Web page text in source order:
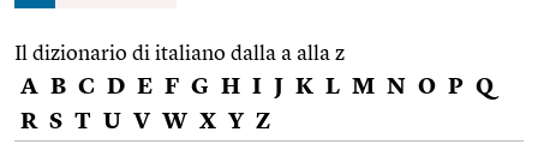
Il dizionario di italiano dalla a alla z
A B C D E F G H I J K L M N O P Q
R S T U V W X Y Z